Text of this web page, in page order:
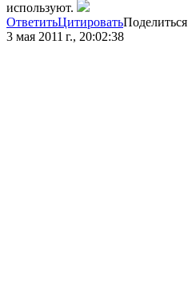
используют.
ОтветитьЦитироватьПоделиться
3 мая 2011 г., 20:02:38